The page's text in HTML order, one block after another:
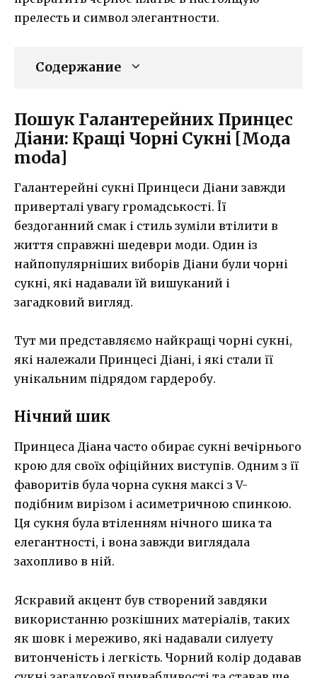
прелесть и символ элегантности.
Содержание
Пошук Галантерейних Принцес
Діани: Кращі Чорні Сукні [Мода
moda]
Галантерейні сукні Принцеси Діани завжди
приверталі увагу громадськості. Її
бездоганний смак і стиль зуміли втілити в
життя справжні шедеври моди. Один із
найпопулярніших виборів Діани були чорні
сукні, які надавали їй вишуканий і
загадковий вигляд.
Тут ми представляємо найкращі чорні сукні,
які належали Принцесі Діані, і які стали її
унікальним підрядом гардеробу.
Нічний шик
Принцеса Діана часто обирає сукні вечірнього
крою для своїх офіційних виступів. Одним з її
фаворитів була ​​чорна сукня максі з V-
подібним вирізом і асиметричною спинкою.
Ця сукня була втіленням нічного шика та
елегантності, і вона завжди виглядала
захопливо в ній.
Яскравий акцент був створений завдяки
використанню розкішних матеріалів, таких
як шовк і мереживо, які надавали силуету
витонченість і легкість. Чорний колір додавав